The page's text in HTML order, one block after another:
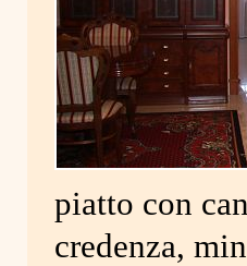
piatto con
credenza,